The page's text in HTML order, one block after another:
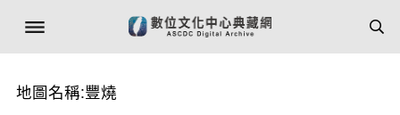
地圖名稱:豐燒